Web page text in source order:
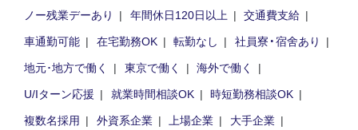
ノー残業デーあり
年間休日120日以上
交通費支給
車通勤可能
在宅勤務OK 転勤なし
社員寮・宿舍あり
地元･地方で働く
東京で働く
海外で働く
U/Iターン応援
就業時間相談OK
時短勤務相談OK
複数名採用
外資系企業 上場企業
大手企業